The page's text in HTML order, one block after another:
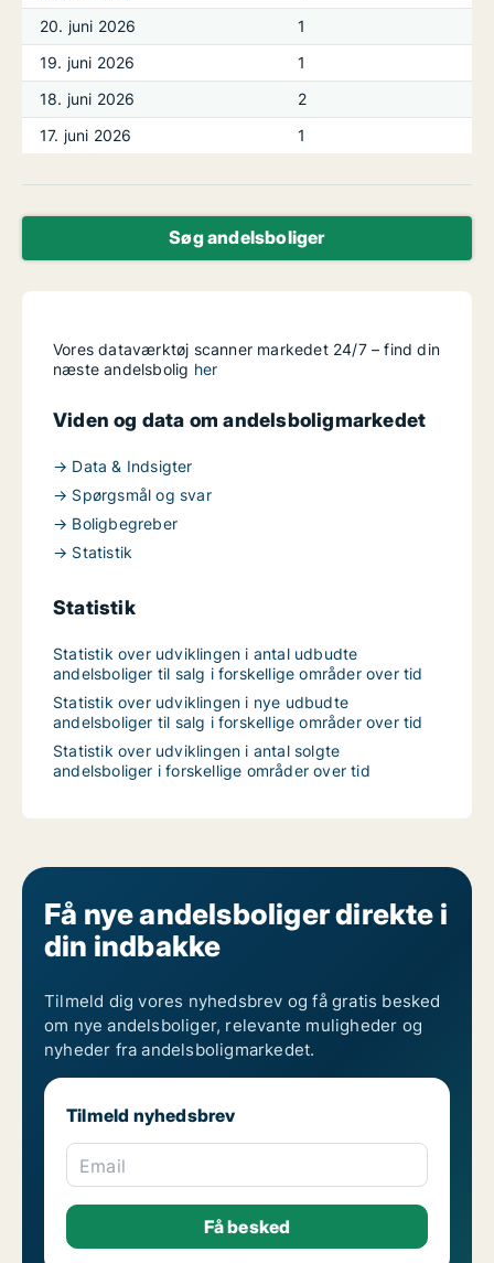
20. juni 2026
1
19. juni 2026
1
18. juni 2026
2
17. juni 2026
1
Søg andelsboliger
Vores dataværktøj scanner markedet 24/7 – find din
næste andelsbolig her
Viden og data om andelsboligmarkedet
→ Data & Indsigter
→ Spørgsmål og svar
→ Boligbegreber
→ Statistik
Statistik
Statistik over udviklingen i antal udbudte
andelsboliger til salg i forskellige områder over tid
Statistik over udviklingen i nye udbudte
andelsboliger til salg i forskellige områder over tid
Statistik over udviklingen i antal solgte
andelsboliger i forskellige områder over tid
Få nye andelsboliger direkte i
din indbakke
Tilmeld dig vores nyhedsbrev og få gratis besked
om nye andelsboliger, relevante muligheder og
nyheder fra andelsboligmarkedet.
Tilmeld nyhedsbrev
Email